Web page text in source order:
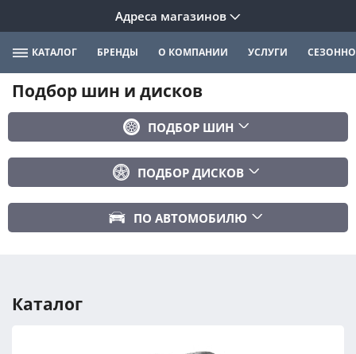
Адреса магазинов
КАТАЛОГ БРЕНДЫ О КОМПАНИИ УСЛУГИ
Подбор шин и дисков
ПОДБОР ШИН
Сбросить
ПОДБОР ДИСКОВ
ПО АВТОМОБИЛЮ
Год авто
Каталог